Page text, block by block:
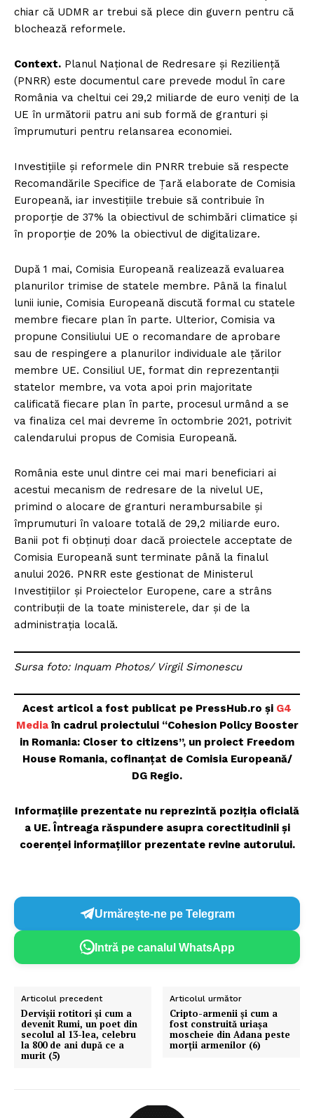
chiar că UDMR ar trebui să plece din guvern pentru că
blochează reformele.
Context. Planul Național de Redresare și Reziliență
(PNRR) este documentul care prevede modul în care
România va cheltui cei 29,2 miliarde de euro veniți de la
UE în următorii patru ani sub formă de granturi și
împrumuturi pentru relansarea economiei.
Investițiile și reformele din PNRR trebuie să respecte
Recomandările Specifice de Țară elaborate de Comisia
Europeană, iar investițiile trebuie să contribuie în
proporție de 37% la obiectivul de schimbări climatice și
în proporție de 20% la obiectivul de digitalizare.
După 1 mai, Comisia Europeană realizează evaluarea
planurilor trimise de statele membre. Până la finalul
lunii iunie, Comisia Europeană discută formal cu statele
membre fiecare plan în parte. Ulterior, Comisia va
propune Consiliului UE o recomandare de aprobare
sau de respingere a planurilor individuale ale țărilor
membre UE. Consiliul UE, format din reprezentanții
statelor membre, va vota apoi prin majoritate
calificată fiecare plan în parte, procesul urmând a se
va finaliza cel mai devreme în octombrie 2021, potrivit
calendarului propus de Comisia Europeană.
România este unul dintre cei mai mari beneficiari ai
acestui mecanism de redresare de la nivelul UE,
primind o alocare de granturi nerambursabile și
împrumuturi în valoare totală de 29,2 miliarde euro.
Banii pot fi obținuți doar dacă proiectele acceptate de
Comisia Europeană sunt terminate până la finalul
anului 2026. PNRR este gestionat de Ministerul
Investițiilor și Proiectelor Europene, care a strâns
contribuții de la toate ministerele, dar și de la
administrația locală.
Sursa foto: Inquam Photos/ Virgil Simonescu
Acest articol a fost publicat pe PressHub.ro și G4
Mediaîn cadrul proiectului “Cohesion Policy Booster
in Romania: Closer to citizens”, un proiect Freedom
House Romania, cofinanțat de Comisia Europeană/
DG Regio.
Informațiile prezentate nu reprezintă poziția oficială
a UE. Întreaga răspundere asupra corectitudinii și
coerenței informațiilor prezentate revine autorului.
Urmărește-ne pe Telegram
Intră pe canalul WhatsApp
Articolul precedent
Dervișii rotitori și cum a
devenit Rumi, un poet din
secolul al 13-lea, celebru
la 800 de ani după ce a
murit (5)
Articolul următor
Cripto-armenii și cum a
fost construită uriașa
moscheie din Adana peste
morții armenilor (6)